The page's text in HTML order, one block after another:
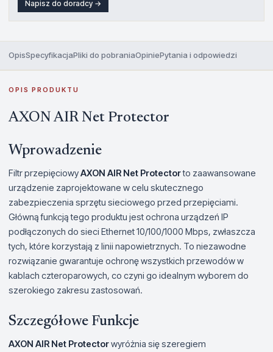
Napisz do doradcy →
OpisSpecyfikacjaPliki do pobraniaOpiniePytania i odpowiedzi
OPIS PRODUKTU
AXON AIR Net Protector
Wprowadzenie
Filtr przepięciowyAXON AIR Net Protectorto zaawansowane
urządzenie zaprojektowane w celu skutecznego
zabezpieczenia sprzętu sieciowego przed przepięciami.
Główną funkcją tego produktu jest ochrona urządzeń IP
podłączonych do sieci Ethernet 10/100/1000 Mbps, zwłaszcza
tych, które korzystają z linii napowietrznych. To niezawodne
rozwiązanie gwarantuje ochronę wszystkich przewodów w
kablach czteroparowych, co czyni go idealnym wyborem do
szerokiego zakresu zastosowań.
Szczegółowe Funkcje
AXON AIR Net Protectorwyróżnia się szeregiem